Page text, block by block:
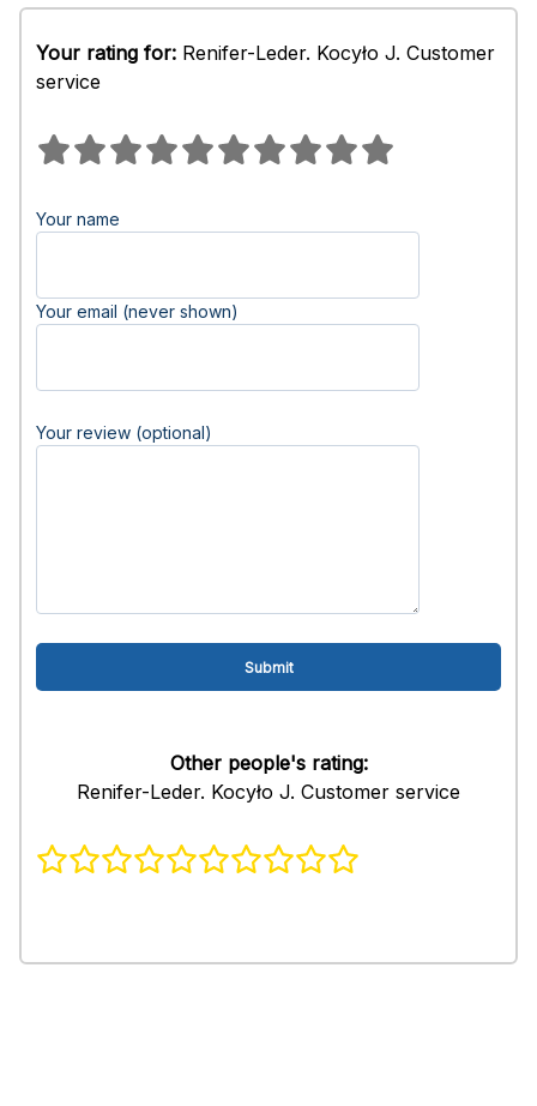
Your rating for: Renifer-Leder. Kocyło J. Customer
service
Your name
Your email (never shown)
Your review (optional)
Other people's rating:
Renifer-Leder. Kocyło J. Customer service